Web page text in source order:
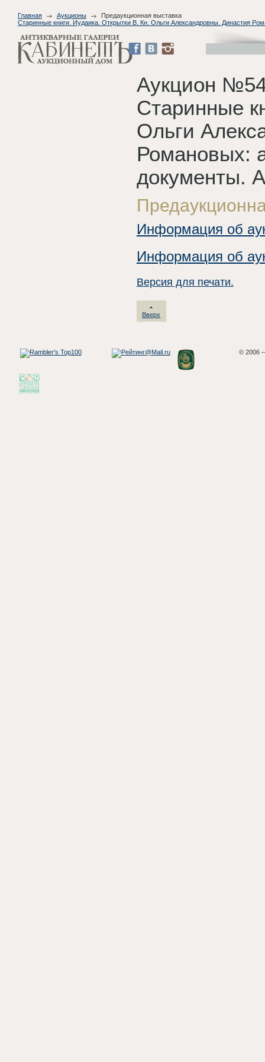
Главная
Аукционы
Старинные книги. Иудаика. Открытки В. Кн. Ольги Александровны. Династия
Предаукционная выставка
Аукцион
Старинные
Ольги
Романовых:
документы.
Информация об
Информация об
Версия для печати.
Вверх
© 2006